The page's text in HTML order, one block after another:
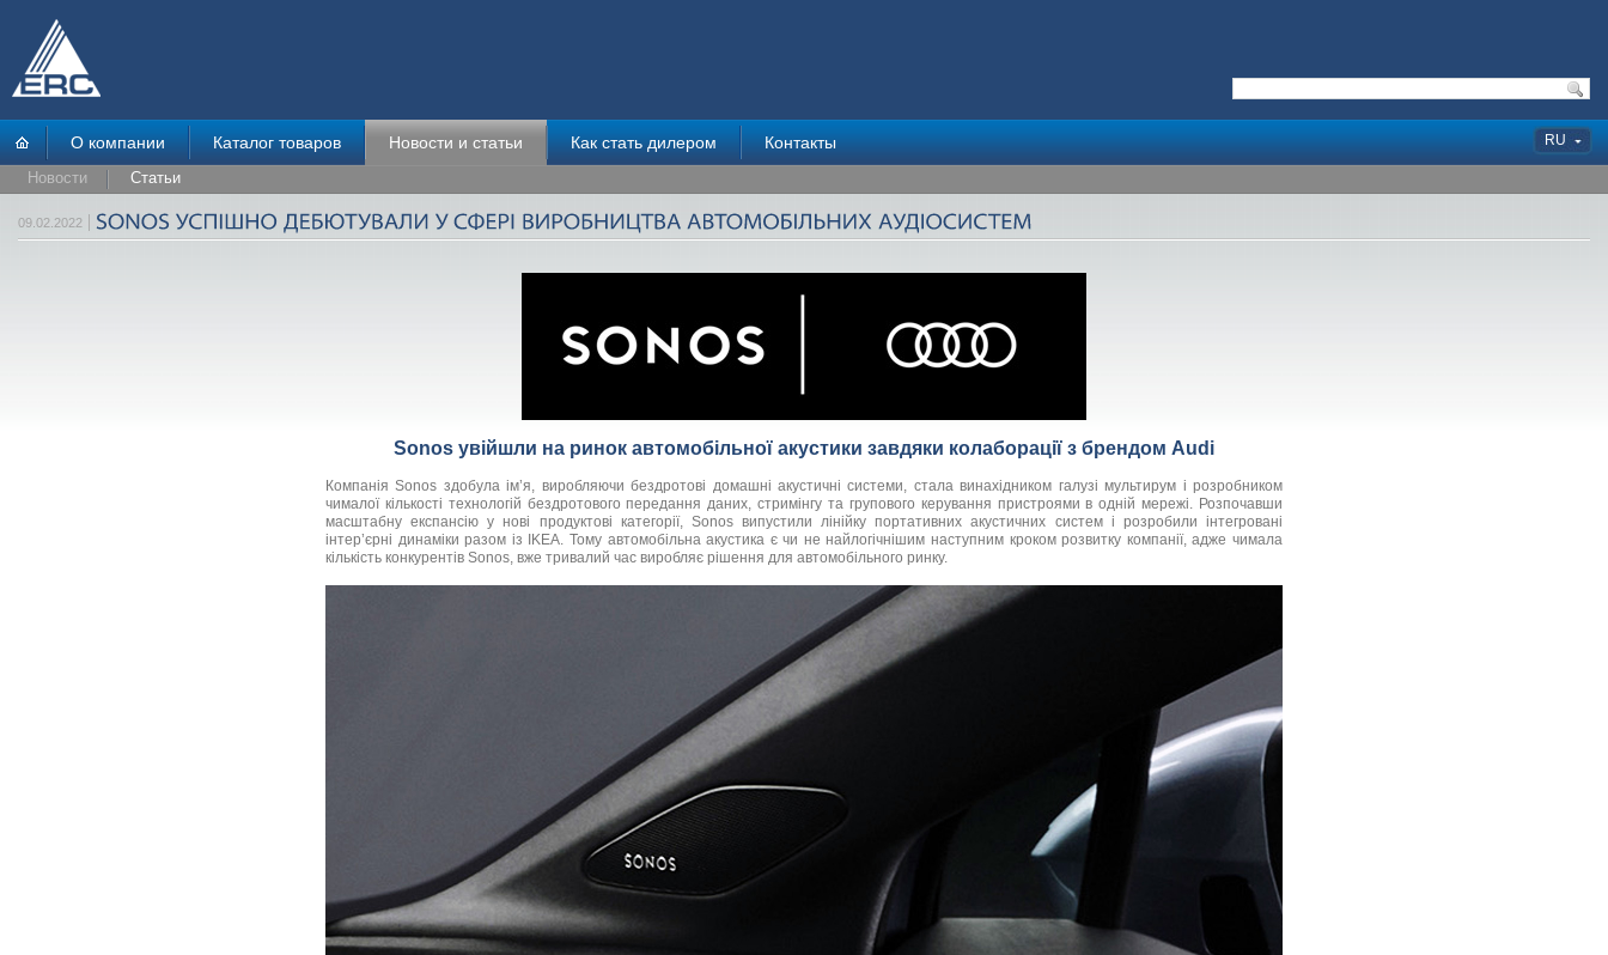
RU
О компании Каталог товаров Новости и статьи Как стать дилером Контакты
Новости Статьи
09.02.2022
Sonos увійшли на ринок автомобільної акустики завдяки колаборації з брендом Audi
Компанія Sonos здобула ім’я, виробляючи бездротові домашні акустичні системи, стала винахідником галузі мультирум і розробником
чималої кількості технологій бездротового передання даних, стримінгу та групового керування пристроями в одній мережі. Розпочавши
масштабну експансію у нові продуктові категорії, Sonos випустили лінійку портативних акустичних систем і розробили інтегровані
інтер’єрні динаміки разом із IKEA. Тому автомобільна акустика є чи не найлогічнішим наступним кроком розвитку компанії, адже чимала
кількість конкурентів Sonos, вже тривалий час виробляє рішення для автомобільного ринку.